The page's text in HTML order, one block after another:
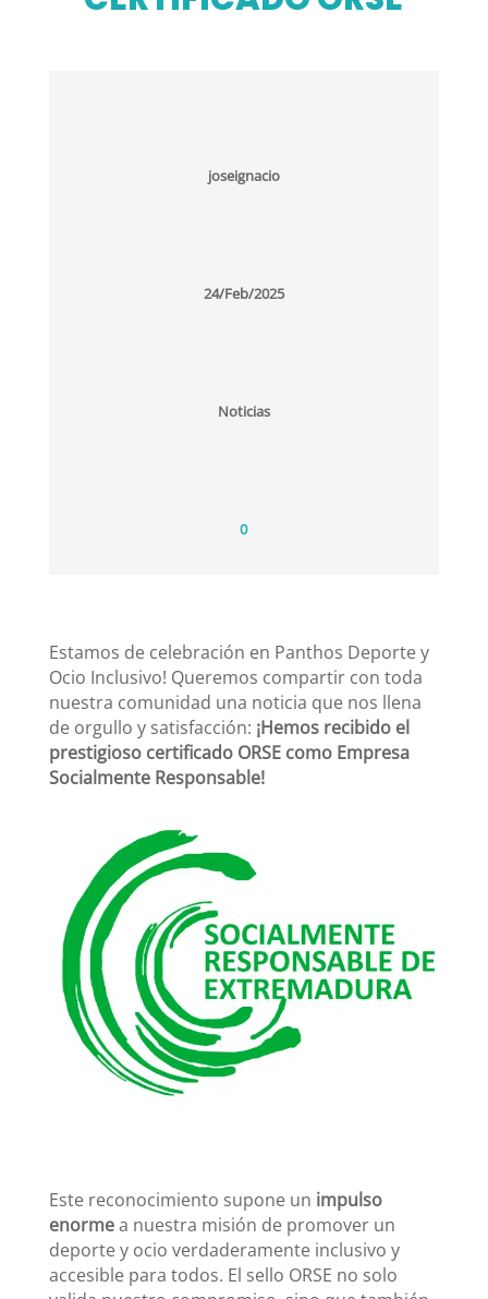
joseignacio
24/Feb/2025
Noticias
0
Estamos de celebración en Panthos Deporte y
Ocio Inclusivo! Queremos compartir con toda
nuestra comunidad una noticia que nos llena
de orgullo y satisfacción: ¡Hemos recibido el
prestigioso certificado ORSE como Empresa
Socialmente Responsable!
Este reconocimiento supone un impulso
enormea nuestra misión de promover un
deporte y ocio verdaderamente inclusivo y
accesible para todos. El sello ORSE no solo